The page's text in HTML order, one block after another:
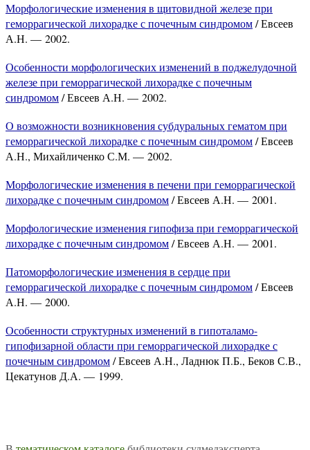
Морфологические изменения в щитовидной железе при
геморрагической лихорадке с почечным синдромом/ Евсеев
А.Н. — 2002.
Особенности морфологических изменений в поджелудочной
железе при геморрагической лихорадке с почечным
синдромом/ Евсеев А.Н. — 2002.
О возможности возникновения субдуральных гематом при
геморрагической лихорадке с почечным синдромом/ Евсеев
А.Н., Михайличенко С.М. — 2002.
Морфологические изменения в печени при геморрагической
лихорадке с почечным синдромом/ Евсеев А.Н. — 2001.
Морфологические изменения гипофиза при геморрагической
лихорадке с почечным синдромом/ Евсеев А.Н. — 2001.
Патоморфологические изменения в сердце при
геморрагической лихорадке с почечным синдромом/ Евсеев
А.Н. — 2000.
Особенности структурных изменений в гипоталамо-
гипофизарной области при геморрагической лихорадке с
почечным синдромом/ Евсеев А.Н., Ладнюк П.Б., Беков С.В.,
Цекатунов Д.А. — 1999.